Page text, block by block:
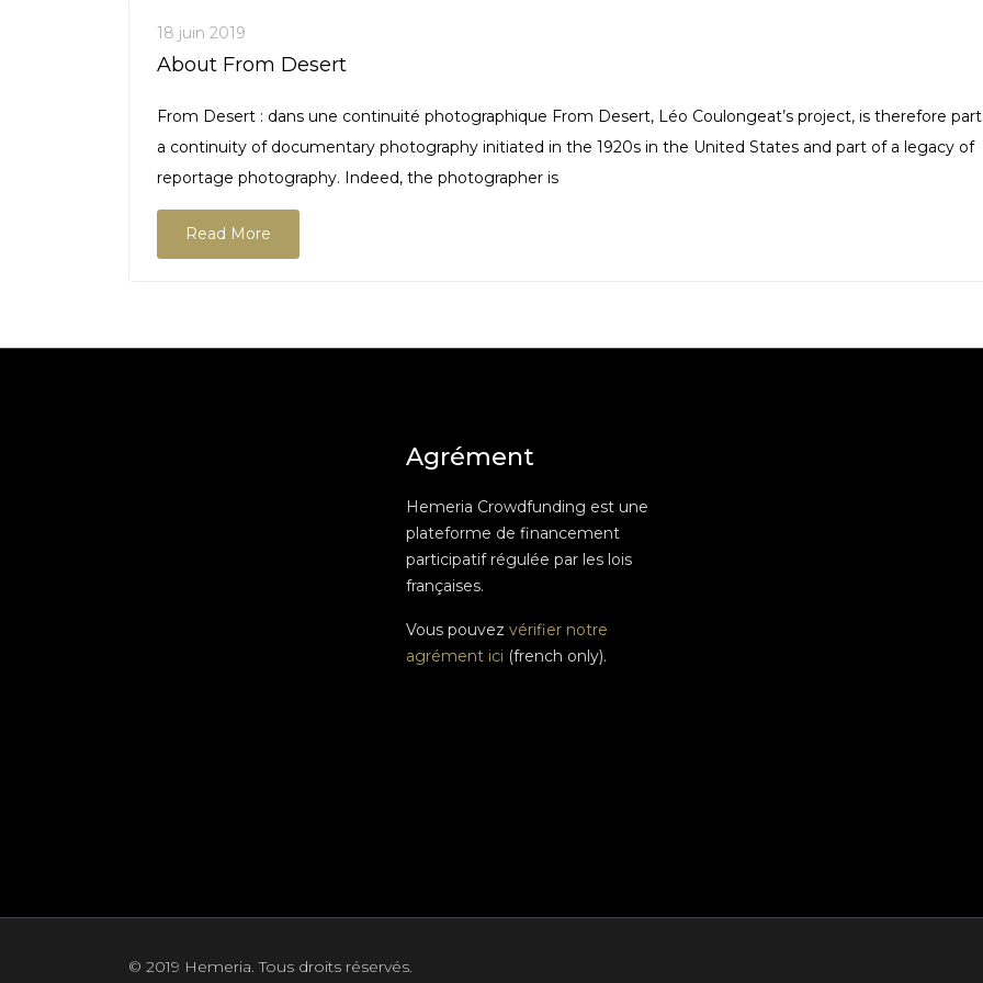
18 juin 2019
About From Desert
From Desert : dans une continuité photographique From Desert, Léo Coulongeat’s project, is therefore
a continuity of documentary photography initiated in the 1920s in the United States and part of a legacy of
reportage photography. Indeed, the photographer is
Read More
Agrément
Hemeria Crowdfunding est une
plateforme de financement
participatif régulée par les lois
françaises.
Vous pouvezvérifier notre
agrément ici (french only).
© 2019 Hemeria. Tous droits réservés.